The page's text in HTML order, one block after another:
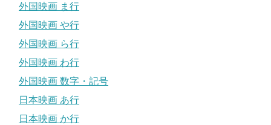
外国映画 ま行
外国映画 や行
外国映画 ら行
外国映画 わ行
外国映画 数字・記号
日本映画 あ行
日本映画 か行